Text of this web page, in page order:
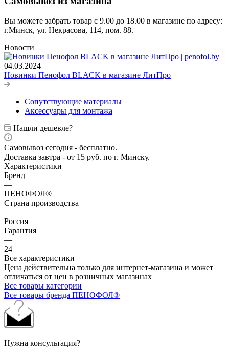
Вы можете забрать товар с 9.00 до 18.00 в магазине по адресу:
г.Минск, ул. Некрасова, 114, пом. 88.
Новости
04.03.2024
Новинки Пенофол BLACK в магазине ЛитПро
Сопутствующие материалы
Аксессуары для монтажа
Нашли дешевле?
Самовывоз сегодня - бесплатно.
Доставка завтра - от 15 руб. по г. Минску.
Характеристики
Бренд
—
ПЕНОФОЛ®
Страна производства
—
Россия
Гарантия
—
24
Все характеристики
Цена действительна только для интернет-магазина и может
отличаться от цен в розничных магазинах
Все товары категории
Все товары бренда ПЕНОФОЛ®
Нужна консультация?